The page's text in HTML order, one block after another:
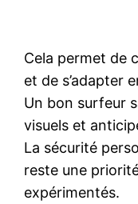
Cela permet de
et de s’adapter
Un bon surfeur
visuels et
La sécurité
reste une
expérimentés.